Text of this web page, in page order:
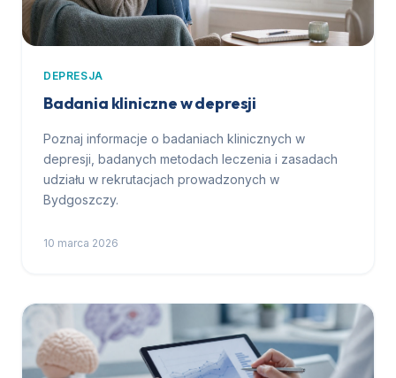
DEPRESJA
Badania kliniczne w depresji
Poznaj informacje o badaniach klinicznych w
depresji, badanych metodach leczenia i zasadach
udziału w rekrutacjach prowadzonych w
Bydgoszczy.
10 marca 2026